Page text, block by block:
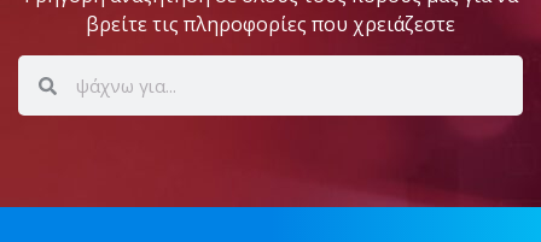
βρείτε τις πληροφορίες που χρειάζεστε